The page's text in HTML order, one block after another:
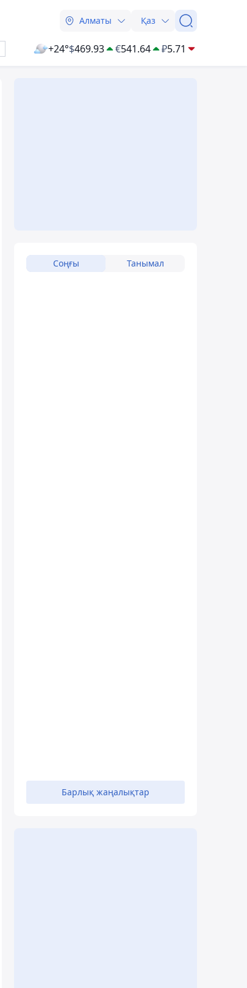
Алматы Қаз
+24°$469.93 €541.64 ₽5.71
Соңғы Танымал
Барлық жаңалықтар